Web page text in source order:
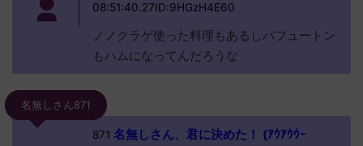
08:51:40.27ID:9HGzH4E60
ノノクラゲ使った料理もあるしパフュートン
もハムになってんだろうな
名無しさん871
871 名無しさん、君に決めた！ (ｱｳｱｳｳｰ